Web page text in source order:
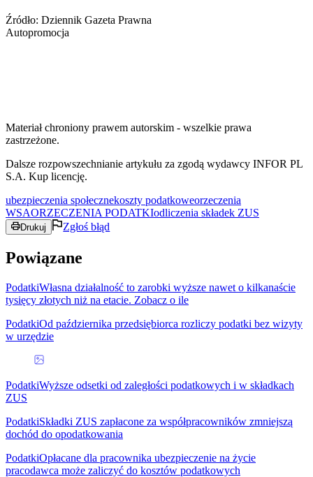
Źródło: Dziennik Gazeta Prawna
Autopromocja
Materiał chroniony prawem autorskim - wszelkie prawa
zastrzeżone.
Dalsze rozpowszechnianie artykułu za zgodą wydawcy INFOR PL
S.A. Kup licencję.
ubezpieczenia społecznekoszty podatkoweorzeczenia
WSAORZECZENIA PODATKIodliczenia składek ZUS
Drukuj Zgłoś błąd
Powiązane
PodatkiWłasna działalność to zarobki wyższe nawet o kilkanaście
tysięcy złotych niż na etacie. Zobacz o ile
PodatkiOd października przedsiębiorca rozliczy podatki bez wizyty
w urzędzie
PodatkiWyższe odsetki od zaległości podatkowych i w składkach
ZUS
PodatkiSkładki ZUS zapłacone za współpracowników zmniejszą
dochód do opodatkowania
PodatkiOpłacane dla pracownika ubezpieczenie na życie
pracodawca może zaliczyć do kosztów podatkowych